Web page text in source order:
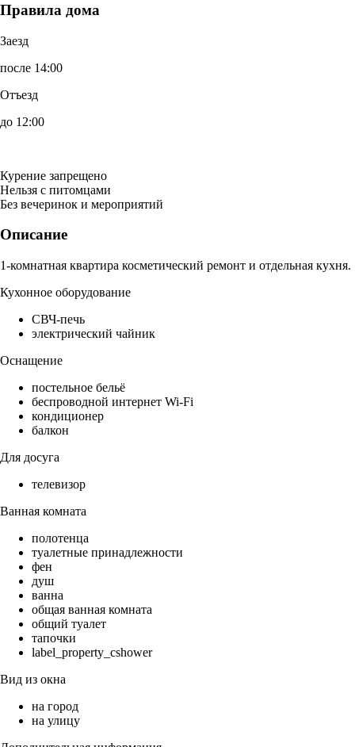
Правила дома
Заезд
после 14:00
Отъезд
до 12:00
Курение запрещено
Нельзя с питомцами
Без вечеринок и мероприятий
Описание
1-комнатная квартира косметический ремонт и отдельная кухня.
Кухонное оборудование
СВЧ-печь
электрический чайник
Оснащение
постельное бельё
беспроводной интернет Wi-Fi
кондиционер
балкон
Для досуга
телевизор
Ванная комната
полотенца
туалетные принадлежности
фен
душ
ванна
общая ванная комната
общий туалет
тапочки
label_property_cshower
Вид из окна
на город
на улицу